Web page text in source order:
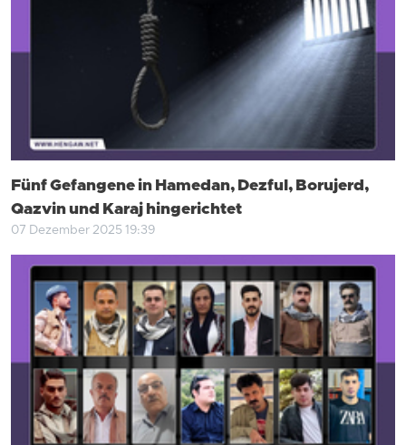
Fünf Gefangene in Hamedan, Dezful, Borujerd,
Qazvin und Karaj hingerichtet
07 Dezember 2025 19:39